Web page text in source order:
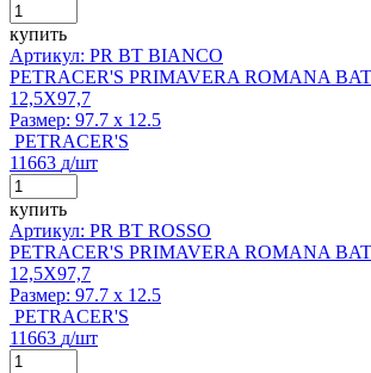
купить
Артикул: PR BT BIANCO
PETRACER'S PRIMAVERA ROMANA
12,5X97,7
Размер: 97.7 x 12.5
PETRACER'S
11663 д/шт
купить
Артикул: PR BT ROSSO
PETRACER'S PRIMAVERA ROMANA
12,5X97,7
Размер: 97.7 x 12.5
PETRACER'S
11663 д/шт